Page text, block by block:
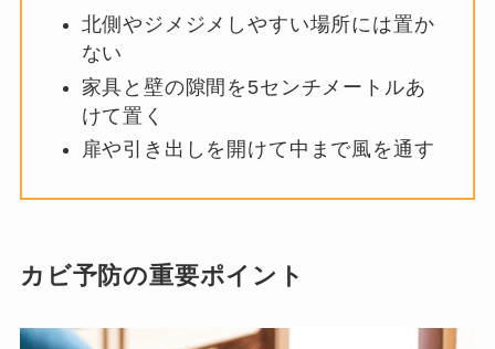
北側やジメジメしやすい場所には置か
ない
家具と壁の隙間を5センチメートルあ
けて置く
扉や引き出しを開けて中まで風を通す
カビ予防の重要ポイント